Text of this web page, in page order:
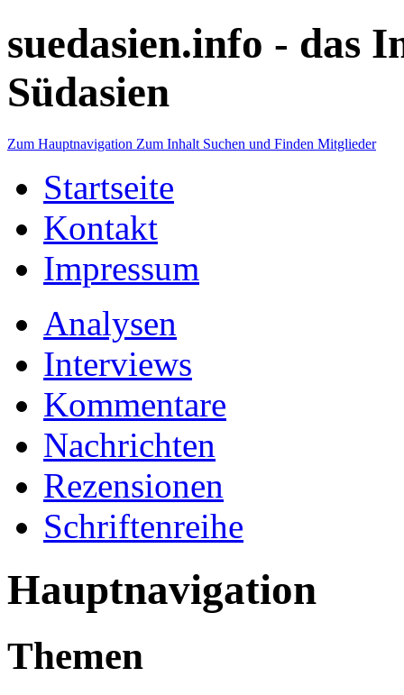
suedasien.info - das
Südasien
Zum Hauptnavigation Zum Inhalt Suchen und Finden Mitglieder
Startseite
Kontakt
Impressum
Analysen
Interviews
Kommentare
Nachrichten
Rezensionen
Schriftenreihe
Hauptnavigation
Themen